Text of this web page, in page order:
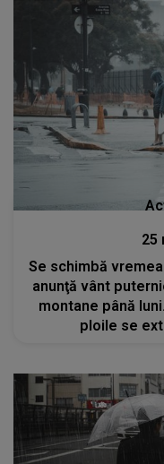
25
Se schimbă
anunţă vânt
montane până
ploile se